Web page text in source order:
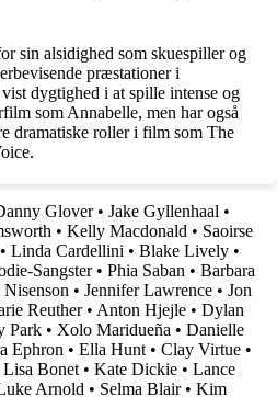
sin alsidighed som skuespiller og
præstationer i
dygtighed i at spille intense og
som Annabelle, men har også
dramatiske roller i film som The
Glover• Jake Gyllenhaal •
• Kelly Macdonald • Saoirse
• Linda Cardellini • Blake Lively •
Sangster• Phia Saban • Barbara
• Jennifer Lawrence • Jon
Reuther• Anton Hjejle • Dylan
Park • Xolo Maridueña • Danielle
Ephron • Ella Hunt • Clay Virtue •
Lisa Bonet • Kate Dickie • Lance
Arnold • Selma Blair• Kim